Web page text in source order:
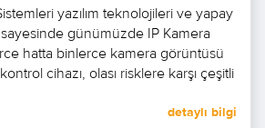
yazılım teknolojileri ve yapay
günümüzde IP Kamera
hatta binlerce kamera görüntüsü
cihazı, olası risklere karşı çeşitli
detaylı bilgi